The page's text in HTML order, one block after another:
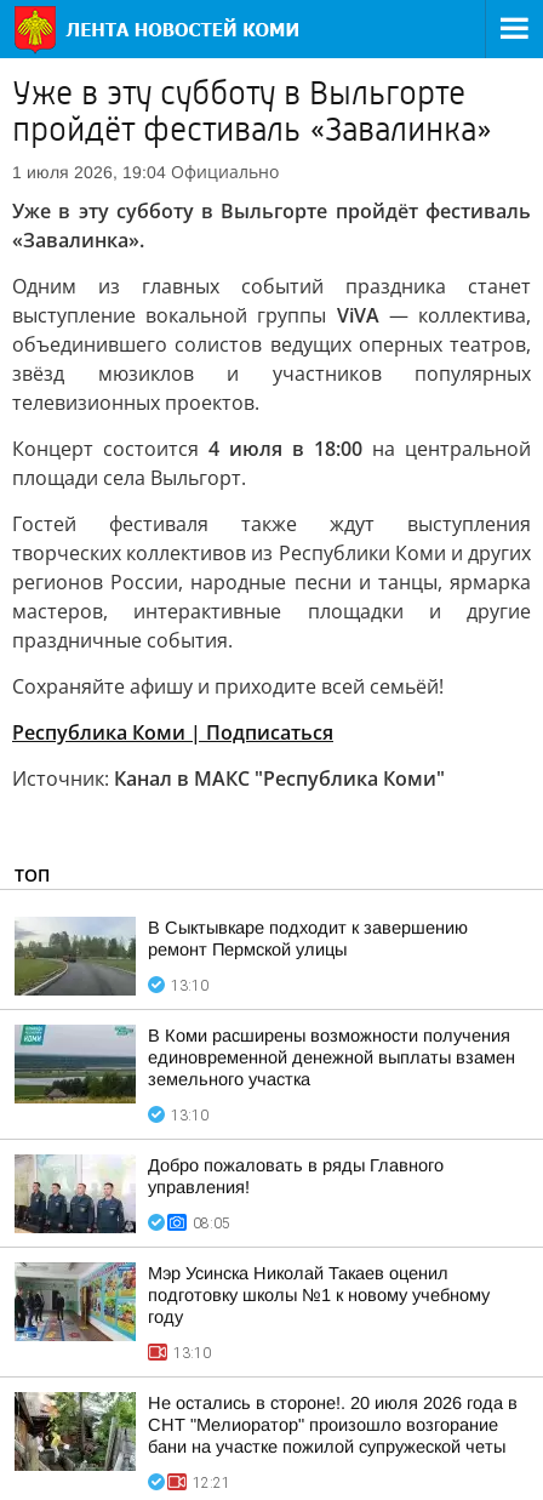
Уже в эту субботу в Выльгорте
пройдёт фестиваль «Завалинка»
1 июля 2026, 19:04 Официально
Уже в эту субботу в Выльгорте пройдёт фестиваль
«Завалинка».
Одним из главных событий праздника станет
выступление вокальной группы ViVA— коллектива,
объединившего солистов ведущих оперных театров,
звёзд мюзиклов и участников популярных
телевизионных проектов.
Концерт состоится 4 июля в 18:00 на центральной
площади села Выльгорт.
Гостей фестиваля также ждут выступления
творческих коллективов из Республики Коми и других
регионов России, народные песни и танцы, ярмарка
мастеров, интерактивные площадки и другие
праздничные события.
Сохраняйте афишу и приходите всей семьёй!
Республика Коми | Подписаться
Источник: Канал в МАКС "Республика Коми"
ТОП
В Сыктывкаре подходит к завершению
ремонт Пермской улицы
13:10
В Коми расширены возможности получения
единовременной денежной выплаты взамен
земельного участка
13:10
Добро пожаловать в ряды Главного
управления!
08:05
Мэр Усинска Николай Такаев оценил
подготовку школы №1 к новому учебному
году
13:10
Не остались в стороне!. 20 июля 2026 года в
СНТ "Мелиоратор" произошло возгорание
бани на участке пожилой супружеской четы
12:21